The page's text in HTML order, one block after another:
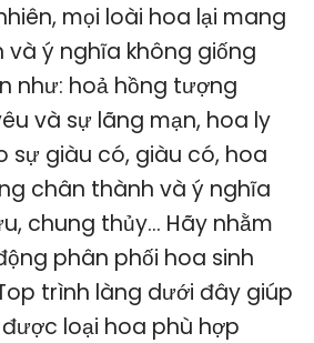
mọi loài hoa lại mang
ý nghĩa không giống
như: hoả hồng tượng
và sự lãng mạn, hoa ly
sự giàu có, giàu có, hoa
chân thành và ý nghĩa
chung thủy… Hãy nhằm
phân phối hoa sinh
trình làng dưới đây giúp
loại hoa phù hợp